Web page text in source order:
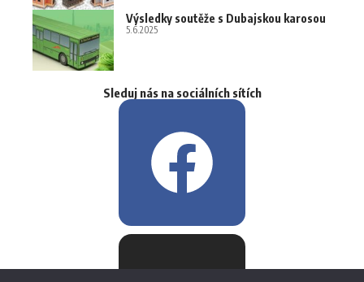
Výsledky soutěže s Dubajskou karosou
5.6.2025
Sleduj nás na sociálních sítích